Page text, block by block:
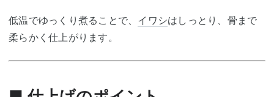
低温でゆっくり煮ることで、 イワシはしっとり、骨まで
柔らかく仕上がります。